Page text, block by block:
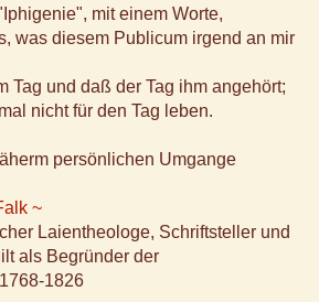
mit einem Worte,
was diesem Publicum irgend an mir
Tag und daß der Tag ihm angehört;
nicht für den Tag leben.
persönlichen Umgange
~
Laientheologe, Schriftsteller und
als Begründer der
1826